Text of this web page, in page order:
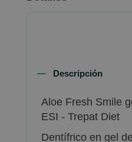
Descripción
Aloe Fresh Smile
ESI - Trepat Diet
Dentífrico en gel